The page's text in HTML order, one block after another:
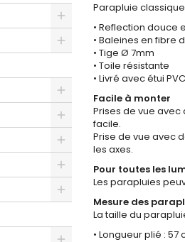
Parapluie
• Reflection douce
• Baleines en fibre
• Tige Ø 7mm
• Toile résistante
• Livré avec étui PVC
Facile à monter
Prises de vue
facile.
Prise de vue avec
les axes.
Pour toutes les
Les parapluies
Mesure des
La taille du
• Longueur plié : 57